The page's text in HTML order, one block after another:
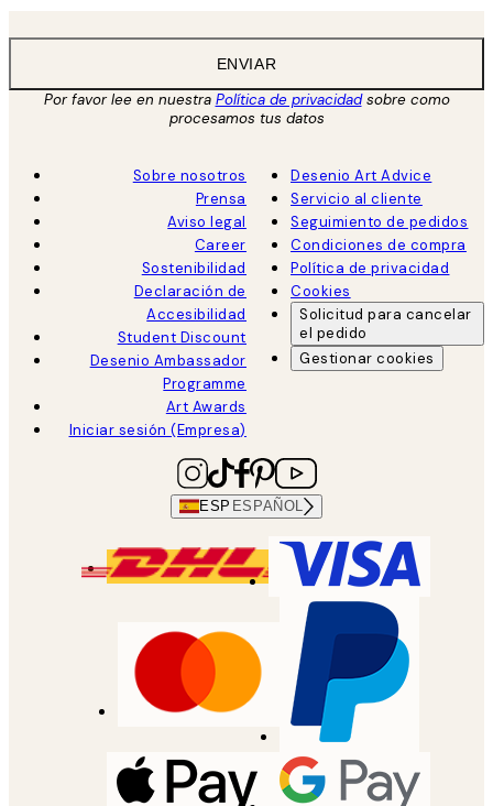
ENVIAR
Por favor lee en nuestra Política de privacidadsobre como
procesamos tus datos
Sobre nosotros
Prensa
Aviso legal
Career
Sostenibilidad
Declaración de
Accesibilidad
Student Discount
Desenio Ambassador
Programme
Art Awards
Iniciar sesión (Empresa)
Desenio Art Advice
Servicio al cliente
Seguimiento de pedidos
Condiciones de compra
Política de privacidad
Cookies
Solicitud para cancelar
el pedido
Gestionar cookies
ESP ESPAÑOL